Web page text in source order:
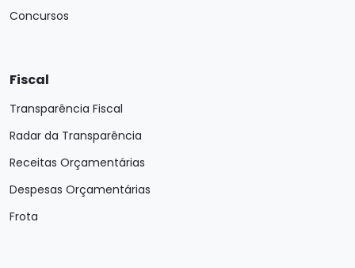
Concursos
Fiscal
Transparência Fiscal
Radar da Transparência
Receitas Orçamentárias
Despesas Orçamentárias
Frota